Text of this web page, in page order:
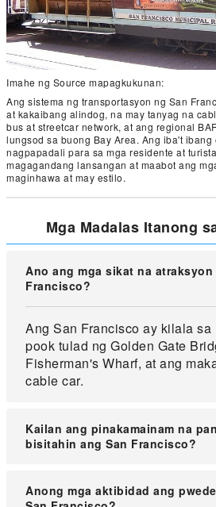
Imahe ng Source mapagkukunan:
Ang sistema ng transportasyon ng San
at kakaibang alindog, na may tanyag na
bus at streetcar network, at ang regional
lungsod sa buong Bay Area. Ang iba't ibang
nagpapadali para sa mga residente at
magagandang lansangan at maabot ang
maginhawa at may estilo.
Mga Madalas Itanong
Ano ang mga sikat na atraksyon
Francisco?
Ang San Francisco ay kilala sa
pook tulad ng Golden Gate
Fisherman's Wharf, at ang
cable car.
Kailan ang pinakamainam na
bisitahin ang San Francisco?
Ang pinakamainam na
Anong mga aktibidad ang